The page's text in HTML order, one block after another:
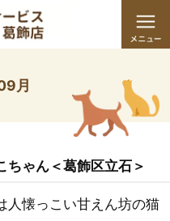
月
ちゃん＜葛飾区立石＞
人懐っこい甘えん坊の猫